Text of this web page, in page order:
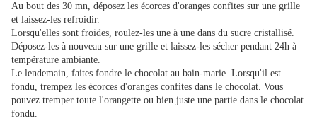
Au bout des 30 mn, déposez les écorces d'oranges confites sur une grille
et laissez-les refroidir.
Lorsqu'elles sont froides, roulez-les une à une dans du sucre cristallisé.
Déposez-les à nouveau sur une grille et laissez-les sécher pendant 24h à
température ambiante.
Le lendemain, faites fondre le chocolat au bain-marie. Lorsqu'il est
fondu, trempez les écorces d'oranges confites dans le chocolat. Vous
pouvez tremper toute l'orangette ou bien juste une partie dans le chocolat
fondu.